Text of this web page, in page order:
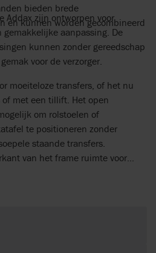
bieden brede
en kunnen worden gecombineerd
Addax zijn ontworpen voor
aanpassing. De
kunnen zonder gereedschap
voor de verzorger.
moeiteloze transfers, of het nu
met een tillift. Het open
om rolstoelen of
te positioneren zonder
staande transfers.
van het frame ruimte voor
mobiele tillift mogelijk zijn.